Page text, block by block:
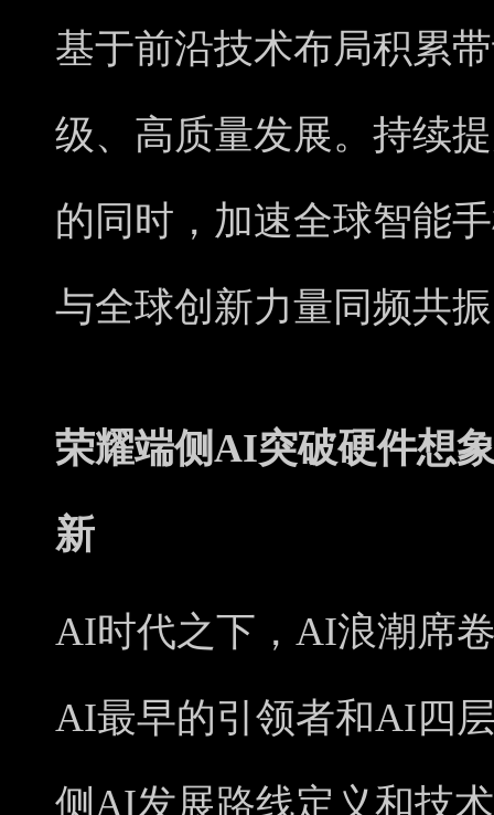
基于前沿技术布局积累
级、高质量发展。持续
的同时，加速全球智能
与全球创新力量同频共
荣耀端侧AI突破硬件想
新
AI时代之下，AI浪潮席
AI最早的引领者和AI四
侧AI发展路线定义和技